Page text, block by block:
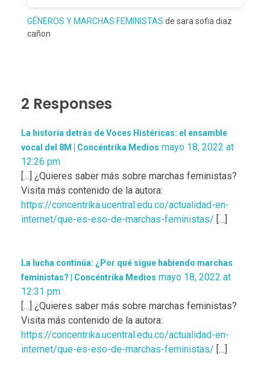
GÉNEROS Y MARCHAS FEMINISTAS de sara sofia diaz
cañon
2 Responses
La historia detrás de Voces Histéricas: el ensamble
vocal del 8M | Concéntrika Medios mayo 18, 2022 at
12:26 pm
[…] ¿Quieres saber más sobre marchas feministas?
Visita más contenido de la autora:
https://concentrika.ucentral.edu.co/actualidad-en-
internet/que-es-eso-de-marchas-feministas/ […]
La lucha continúa: ¿Por qué sigue habiendo marchas
feministas? | Concéntrika Medios mayo 18, 2022 at
12:31 pm
[…] ¿Quieres saber más sobre marchas feministas?
Visita más contenido de la autora:
https://concentrika.ucentral.edu.co/actualidad-en-
internet/que-es-eso-de-marchas-feministas/ […]